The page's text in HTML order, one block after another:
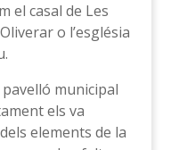
el casal de Les
o l’església
municipal
els va
elements de la